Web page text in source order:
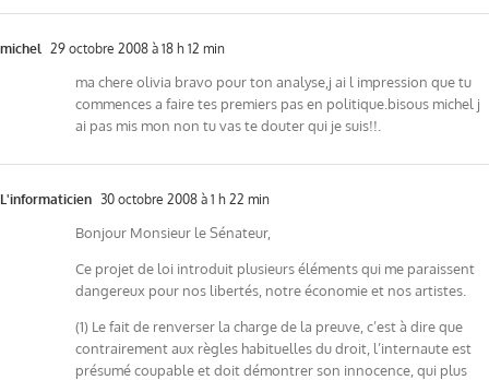
michel 29 octobre 2008 à 18 h 12 min
ma chere olivia bravo pour ton analyse,j ai l impression que tu
commences a faire tes premiers pas en politique.bisous michel j
ai pas mis mon non tu vas te douter qui je suis!!.
L'informaticien 30 octobre 2008 à 1 h 22 min
Bonjour Monsieur le Sénateur,
Ce projet de loi introduit plusieurs éléments qui me paraissent
dangereux pour nos libertés, notre économie et nos artistes.
(1) Le fait de renverser la charge de la preuve, c’est à dire que
contrairement aux règles habituelles du droit, l’internaute est
présumé coupable et doit démontrer son innocence, qui plus